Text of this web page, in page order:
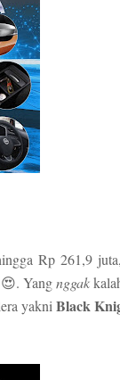
Rp 261,9
Yangnggak
yakni Black